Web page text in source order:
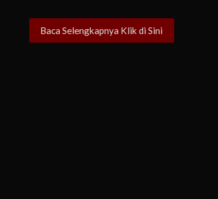
Baca Selengkapnya Klik di Sini